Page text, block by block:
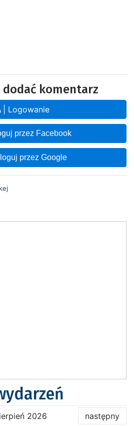
komentarz
| Logowanie
przez Facebook
przez Google
2026 następny